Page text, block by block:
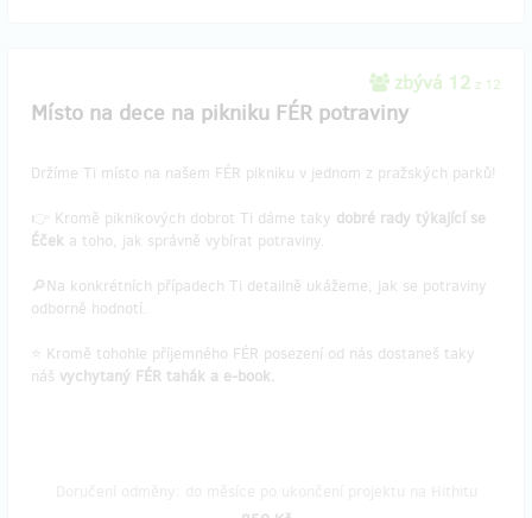
zbývá 12 z 12
Místo na dece na pikniku FÉR potraviny
Držíme Ti místo na našem FÉR pikniku v jednom z pražských parků!
👉 Kromě piknikových dobrot Ti dáme taky dobré rady týkající se
Éček a toho, jak správně vybírat potraviny.
🔎Na konkrétních případech Ti detailně ukážeme, jak se potraviny
odborně hodnotí.
⭐ Kromě tohohle příjemného FÉR posezení od nás dostaneš taky
náš vychytaný FÉR tahák a e-book.